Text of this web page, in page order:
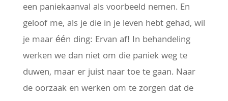
een paniekaanval als voorbeeld nemen. En
geloof me, als je die in je leven hebt gehad, wil
je maar één ding: Ervan af! In behandeling
werken we dan niet om die paniek weg te
duwen, maar er juist naar toe te gaan. Naar
de oorzaak en werken om te zorgen dat de